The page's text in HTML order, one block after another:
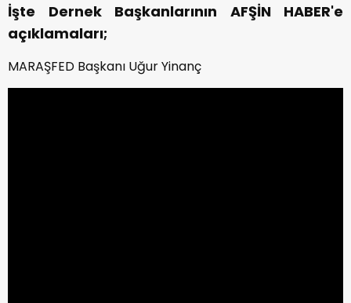
İşte Dernek Başkanlarının AFŞİN HABER'e
açıklamaları;
MARAŞFED Başkanı Uğur Yinanç